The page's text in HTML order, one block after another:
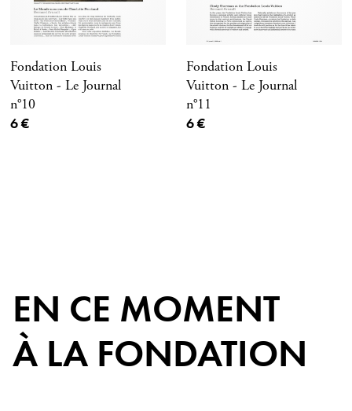
Fondation Louis
Vuitton - Le Journal
n°10
Prix ​​actuel
6 €
Fondation Louis
Vuitton - Le Journal
n°11
Prix ​​actuel
6 €
EN CE MOMENT
À LA FONDATION